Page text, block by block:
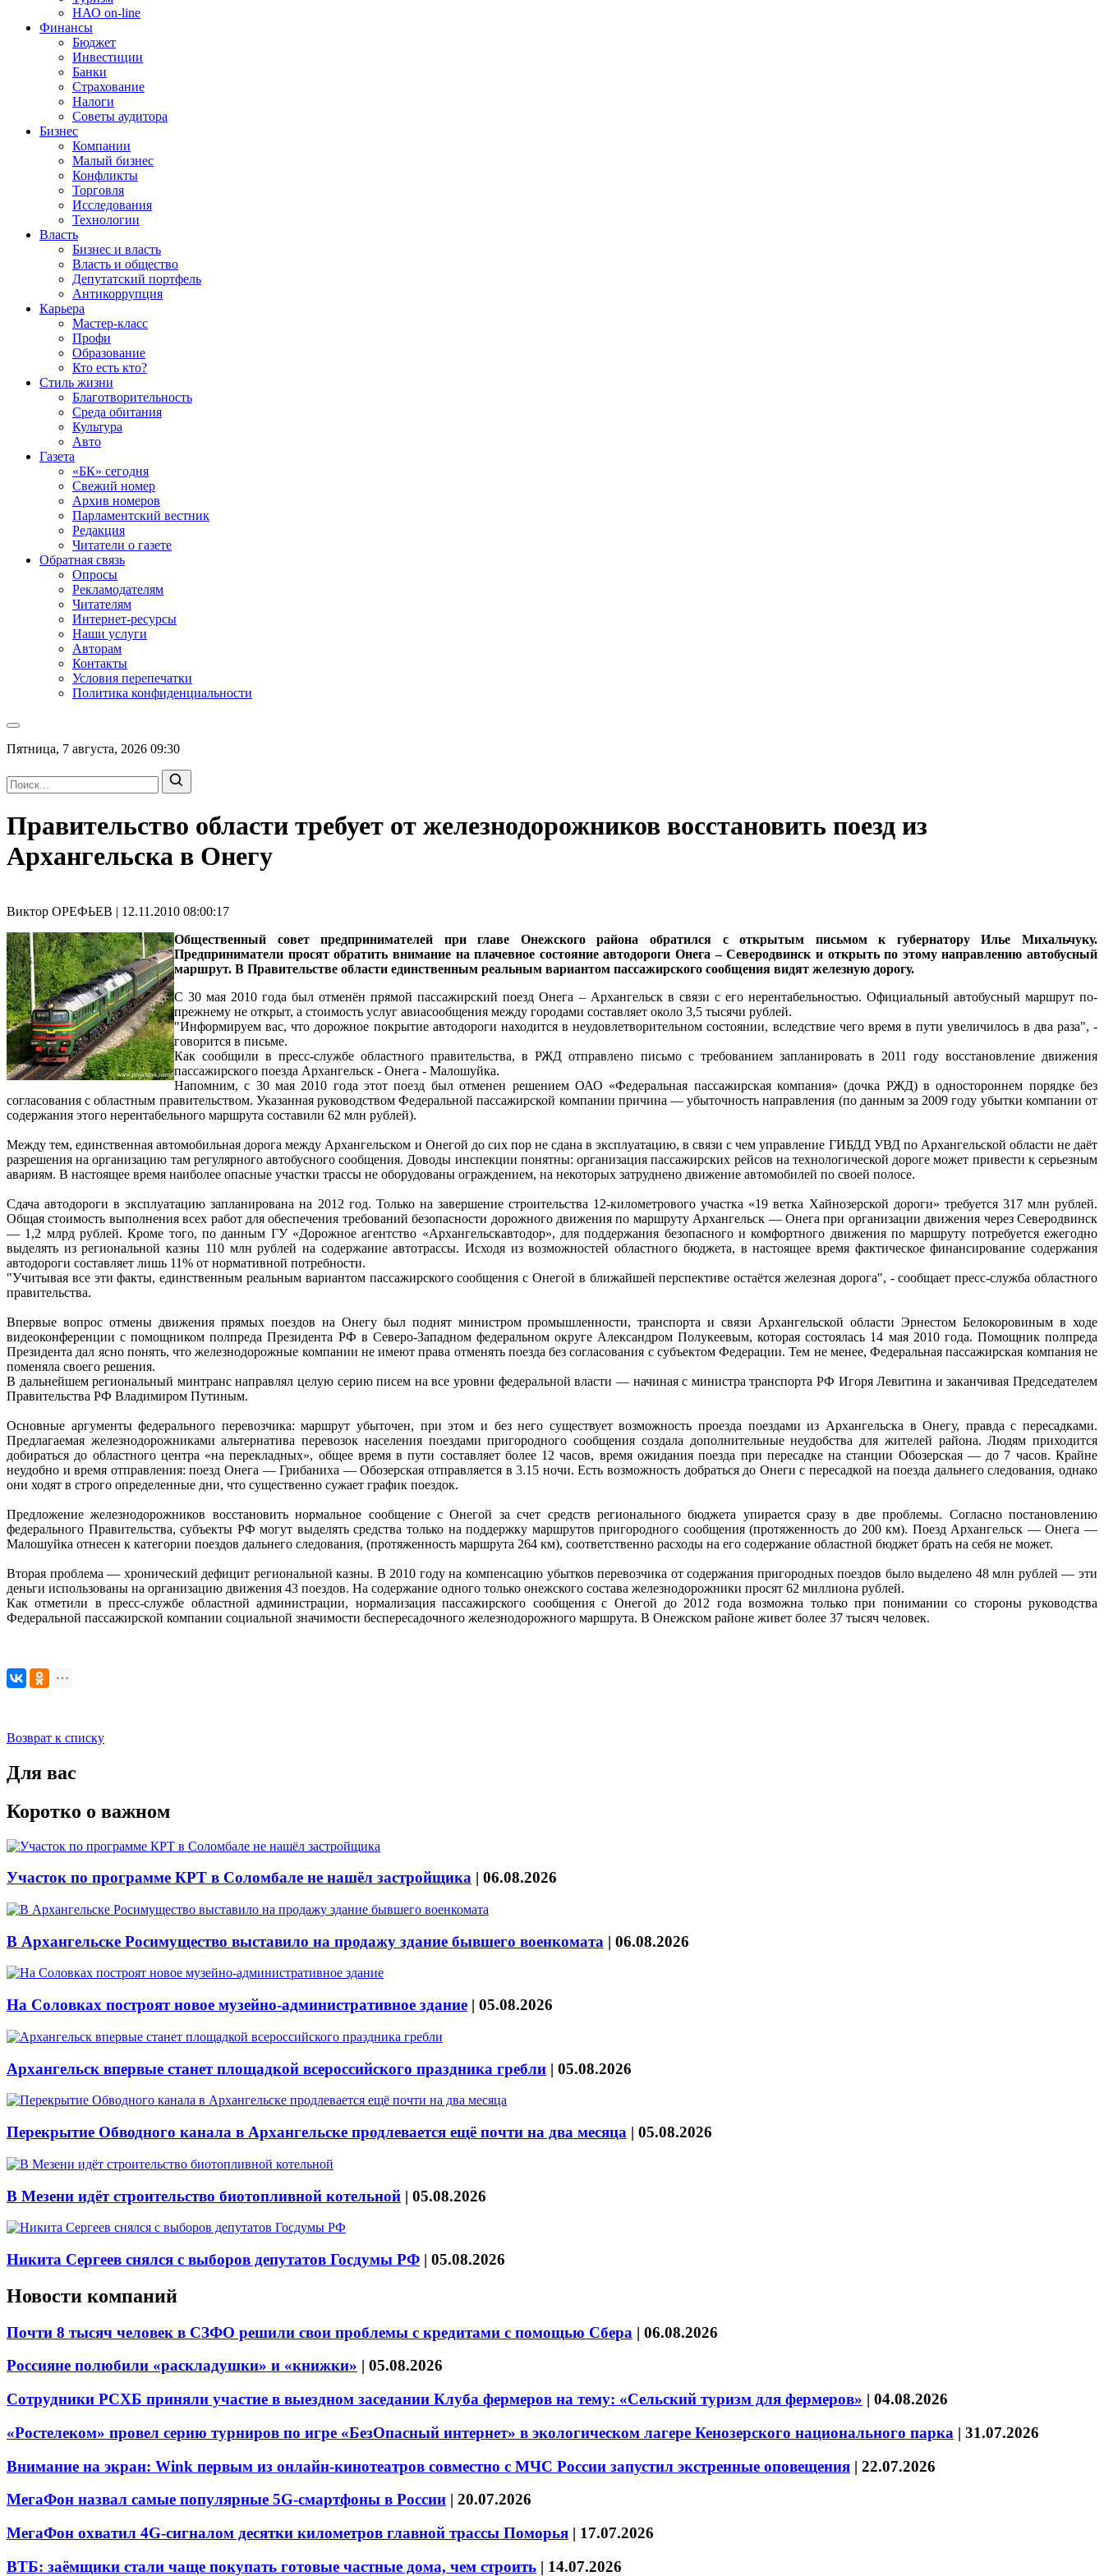
НАО on-line
Финансы
Бюджет
Инвестиции
Банки
Страхование
Налоги
Советы аудитора
Бизнес
Компании
Малый бизнес
Конфликты
Торговля
Исследования
Технологии
Власть
Бизнес и власть
Власть и общество
Депутатский портфель
Антикоррупция
Карьера
Мастер-класс
Профи
Образование
Кто есть кто?
Стиль жизни
Благотворительность
Среда обитания
Культура
Авто
Газета
«БК» сегодня
Свежий номер
Архив номеров
Парламентский вестник
Редакция
Читатели о газете
Обратная связь
Опросы
Рекламодателям
Читателям
Интернет-ресурсы
Наши услуги
Авторам
Контакты
Условия перепечатки
Политика конфиденциальности
Пятница, 7 августа, 2026 09:30
Правительство области требует от железнодорожников восстановить поезд из
Архангельска в Онегу
Виктор ОРЕФЬЕВ | 12.11.2010 08:00:17
Общественный совет предпринимателей при главе Онежского района обратился с открытым письмом к губернатору Илье Михальчуку.
Предприниматели просят обратить внимание на плачевное состояние автодороги Онега – Северодвинск и открыть по этому направлению автобусный
маршрут. В Правительстве области единственным реальным вариантом пассажирского сообщения видят железную дорогу.
С 30 мая 2010 года был отменён прямой пассажирский поезд Онега – Архангельск в связи с его нерентабельностью. Официальный автобусный маршрут по-
прежнему не открыт, а стоимость услуг авиасообщения между городами составляет около 3,5 тысячи рублей.
"Информируем вас, что дорожное покрытие автодороги находится в неудовлетворительном состоянии, вследствие чего время в пути увеличилось в два раза", -
говорится в письме.
Как сообщили в пресс-службе областного правительства, в РЖД отправлено письмо с требованием запланировать в 2011 году восстановление движения
пассажирского поезда Архангельск - Онега - Малошуйка.
Напомним, с 30 мая 2010 года этот поезд был отменен решением ОАО «Федеральная пассажирская компания» (дочка РЖД) в одностороннем порядке без
согласования с областным правительством. Указанная руководством Федеральной пассажирской компании причина — убыточность направления (по данным за 2009 году убытки компании от
содержания этого нерентабельного маршрута составили 62 млн рублей).
Между тем, единственная автомобильная дорога между Архангельском и Онегой до сих пор не сдана в эксплуатацию, в связи с чем управление ГИБДД УВД по Архангельской области не даёт
разрешения на организацию там регулярного автобусного сообщения. Доводы инспекции понятны: организация пассажирских рейсов на технологической дороге может привести к серьезным
авариям. В настоящее время наиболее опасные участки трассы не оборудованы ограждением, на некоторых затруднено движение автомобилей по своей полосе.
Сдача автодороги в эксплуатацию запланирована на 2012 год. Только на завершение строительства 12-километрового участка «19 ветка Хайнозерской дороги» требуется 317 млн рублей.
Общая стоимость выполнения всех работ для обеспечения требований безопасности дорожного движения по маршруту Архангельск — Онега при организации движения через Северодвинск
— 1,2 млрд рублей. Кроме того, по данным ГУ «Дорожное агентство «Архангельскавтодор», для поддержания безопасного и комфортного движения по маршруту потребуется ежегодно
выделять из региональной казны 110 млн рублей на содержание автотрассы. Исходя из возможностей областного бюджета, в настоящее время фактическое финансирование содержания
автодороги составляет лишь 11% от нормативной потребности.
"Учитывая все эти факты, единственным реальным вариантом пассажирского сообщения с Онегой в ближайшей перспективе остаётся железная дорога", - сообщает пресс-служба областного
правительства.
Впервые вопрос отмены движения прямых поездов на Онегу был поднят министром промышленности, транспорта и связи Архангельской области Эрнестом Белокоровиным в ходе
видеоконференции с помощником полпреда Президента РФ в Северо-Западном федеральном округе Александром Полукеевым, которая состоялась 14 мая 2010 года. Помощник полпреда
Президента дал ясно понять, что железнодорожные компании не имеют права отменять поезда без согласования с субъектом Федерации. Тем не менее, Федеральная пассажирская компания не
поменяла своего решения.
В дальнейшем региональный минтранс направлял целую серию писем на все уровни федеральной власти — начиная с министра транспорта РФ Игоря Левитина и заканчивая Председателем
Правительства РФ Владимиром Путиным.
Основные аргументы федерального перевозчика: маршрут убыточен, при этом и без него существует возможность проезда поездами из Архангельска в Онегу, правда с пересадками.
Предлагаемая железнодорожниками альтернатива перевозок населения поездами пригородного сообщения создала дополнительные неудобства для жителей района. Людям приходится
добираться до областного центра «на перекладных», общее время в пути составляет более 12 часов, время ожидания поезда при пересадке на станции Обозерская — до 7 часов. Крайне
неудобно и время отправления: поезд Онега — Грибаниха — Обозерская отправляется в 3.15 ночи. Есть возможность добраться до Онеги с пересадкой на поезда дальнего следования, однако
они ходят в строго определенные дни, что существенно сужает график поездок.
Предложение железнодорожников восстановить нормальное сообщение с Онегой за счет средств регионального бюджета упирается сразу в две проблемы. Согласно постановлению
федерального Правительства, субъекты РФ могут выделять средства только на поддержку маршрутов пригородного сообщения (протяженность до 200 км). Поезд Архангельск — Онега —
Малошуйка отнесен к категории поездов дальнего следования, (протяженность маршрута 264 км), соответственно расходы на его содержание областной бюджет брать на себя не может.
Вторая проблема — хронический дефицит региональной казны. В 2010 году на компенсацию убытков перевозчика от содержания пригородных поездов было выделено 48 млн рублей — эти
деньги использованы на организацию движения 43 поездов. На содержание одного только онежского состава железнодорожники просят 62 миллиона рублей.
Как отметили в пресс-службе областной администрации, нормализация пассажирского сообщения с Онегой до 2012 года возможна только при понимании со стороны руководства
Федеральной пассажирской компании социальной значимости беспересадочного железнодорожного маршрута. В Онежском районе живет более 37 тысяч человек.
Возврат к списку
Для вас
Коротко о важном
Участок по программе КРТ в Соломбале не нашёл застройщика | 06.08.2026
В Архангельске Росимущество выставило на продажу здание бывшего военкомата | 06.08.2026
На Соловках построят новое музейно-административное здание | 05.08.2026
Архангельск впервые станет площадкой всероссийского праздника гребли | 05.08.2026
Перекрытие Обводного канала в Архангельске продлевается ещё почти на два месяца | 05.08.2026
В Мезени идёт строительство биотопливной котельной | 05.08.2026
Никита Сергеев снялся с выборов депутатов Госдумы РФ | 05.08.2026
Новости компаний
Почти 8 тысяч человек в СЗФО решили свои проблемы с кредитами с помощью Сбера | 06.08.2026
Россияне полюбили «раскладушки» и «книжки» | 05.08.2026
Сотрудники РСХБ приняли участие в выездном заседании Клуба фермеров на тему: «Сельский туризм для фермеров» | 04.08.2026
«Ростелеком» провел серию турниров по игре «БезОпасный интернет» в экологическом лагере Кенозерского национального парка | 31.07.2026
Внимание на экран: Wink первым из онлайн-кинотеатров совместно с МЧС России запустил экстренные оповещения | 22.07.2026
МегаФон назвал самые популярные 5G-смартфоны в России | 20.07.2026
МегаФон охватил 4G-сигналом десятки километров главной трассы Поморья | 17.07.2026
ВТБ: заёмщики стали чаще покупать готовые частные дома, чем строить | 14.07.2026